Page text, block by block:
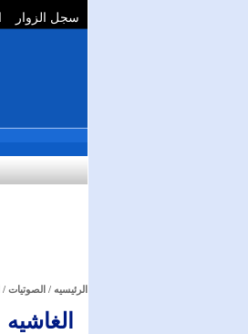
سجل الزوار
الرئيسيه / الصوتيات /
الغاشيه